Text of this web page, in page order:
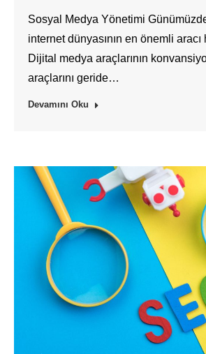
Sosyal Medya Yönetimi
internet dünyasının en önemli
Dijital medya araçlarının
araçlarını geride…
Devamını Oku